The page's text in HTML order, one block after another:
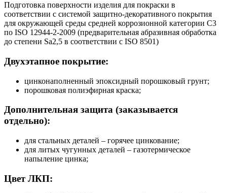
Подготовка поверхности изделия для покраски в
соответствии с системой защитно-декоративного покрытия
для окружающей среды средней коррозионной категории C3
по ISO 12944-2-2009 (предварительная абразивная обработка
до степени Sa2,5 в соответствии с ISO 8501)
Двухэтапное покрытие:
цинконаполненный эпоксидный порошковый грунт;
порошковая полиэфирная краска;
Дополнительная защита (заказывается
отдельно):
для стальных деталей – горячее цинкование;
для литых чугунных деталей – газотермическое
напыление цинка;
Цвет ЛКП: